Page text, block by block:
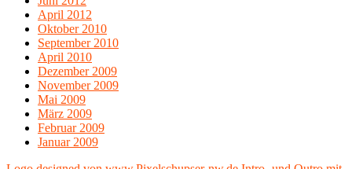
April 2012
Oktober 2010
September 2010
April 2010
Dezember 2009
November 2009
Mai 2009
März 2009
Februar 2009
Januar 2009